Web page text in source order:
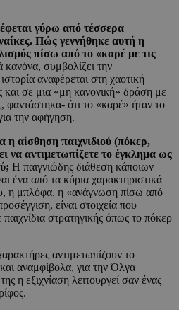
γύρω από τέσσερα
Πώς γεννήθηκε αυτή η
πίσω από το «καρέ με τις
συμβολίζει την
αναφέρεται στη χαοτική
και σε μια «μη κανονική» δράση με
ότι το «καρέ» ήταν το
την αφήγηση.
η αίσθηση παιχνιδιού (πόκερ,
να αντιμετωπίζετε το έγκλημα ως
Η παιγνιώδης διάθεση κάποιων
ένα από τα κύρια χαρακτηριστικά
η μπλόφα, η «ανάγνωση πίσω από
είναι στοιχεία που
στρατηγικής όπως το πόκερ
αντιμετωπίζουν το
αναμφίβολα, για την Όλγα
η εξιχνίαση λειτουργεί σαν ένας